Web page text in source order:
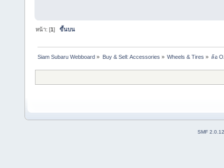
หน้า: [1]ขึ้นบน
Siam Subaru Webboard » Buy & Sell: Accessories » Wheels & Tires » ล้อ
SMF 2.0.12